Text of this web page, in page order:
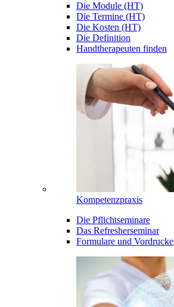
Die Module (HT)
Die Termine (HT)
Die Kosten (HT)
Die Definition
Handtherapeuten finden
Kompetenzpraxis
Die Pflichtseminare
Das Refresherseminar
Formulare und Vordrucke